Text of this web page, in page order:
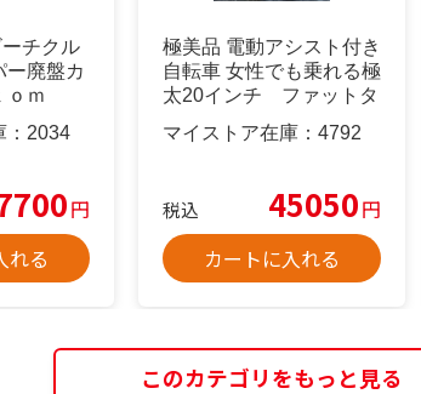
チクル
廃盤カ
ｍ
2034
円
れる
極美品 電動アシスト付き
自転車 女性でも乗れる極
太20インチ ファットタ
マイストア在庫： 4792
税込 45050円
カートに入れる
このカテゴリをもっと見る